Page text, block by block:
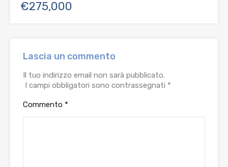
€275,000
Lascia un commento
Il tuo indirizzo email non sarà pubblicato.
I campi obbligatori sono contrassegnati *
Commento *